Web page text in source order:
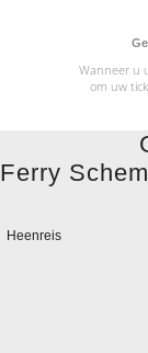
Wanneer u
om uw
Ferry
Heenreis